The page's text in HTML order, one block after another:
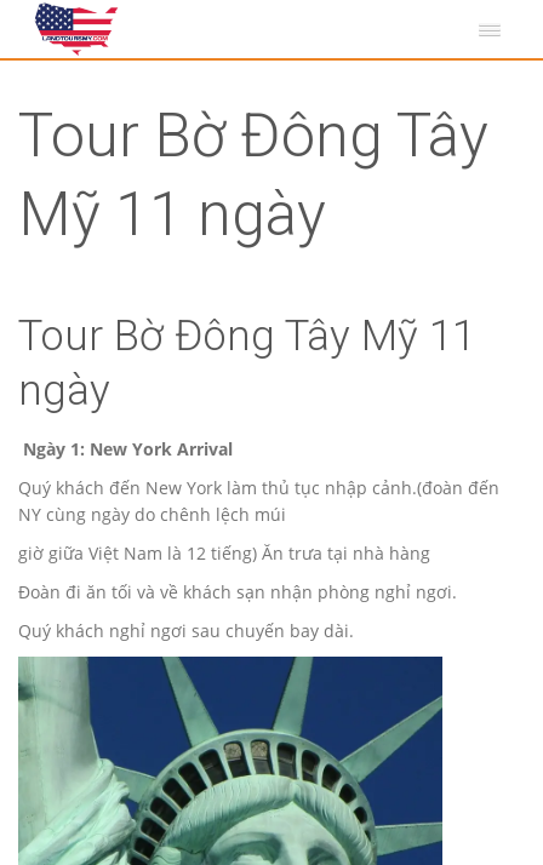
Tour Bờ Đông Tây
Mỹ 11 ngày
Tour Bờ Đông Tây Mỹ 11
ngày
Ngày 1: New York Arrival
Quý khách đến New York làm thủ tục nhập cảnh.(đoàn đến
NY cùng ngày do chênh lệch múi
giờ giữa Việt Nam là 12 tiếng) Ăn trưa tại nhà hàng
Đoàn đi ăn tối và về khách sạn nhận phòng nghỉ ngơi.
Quý khách nghỉ ngơi sau chuyến bay dài.